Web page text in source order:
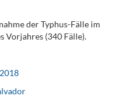
der Typhus-Fälle im
Vorjahres (340 Fälle).